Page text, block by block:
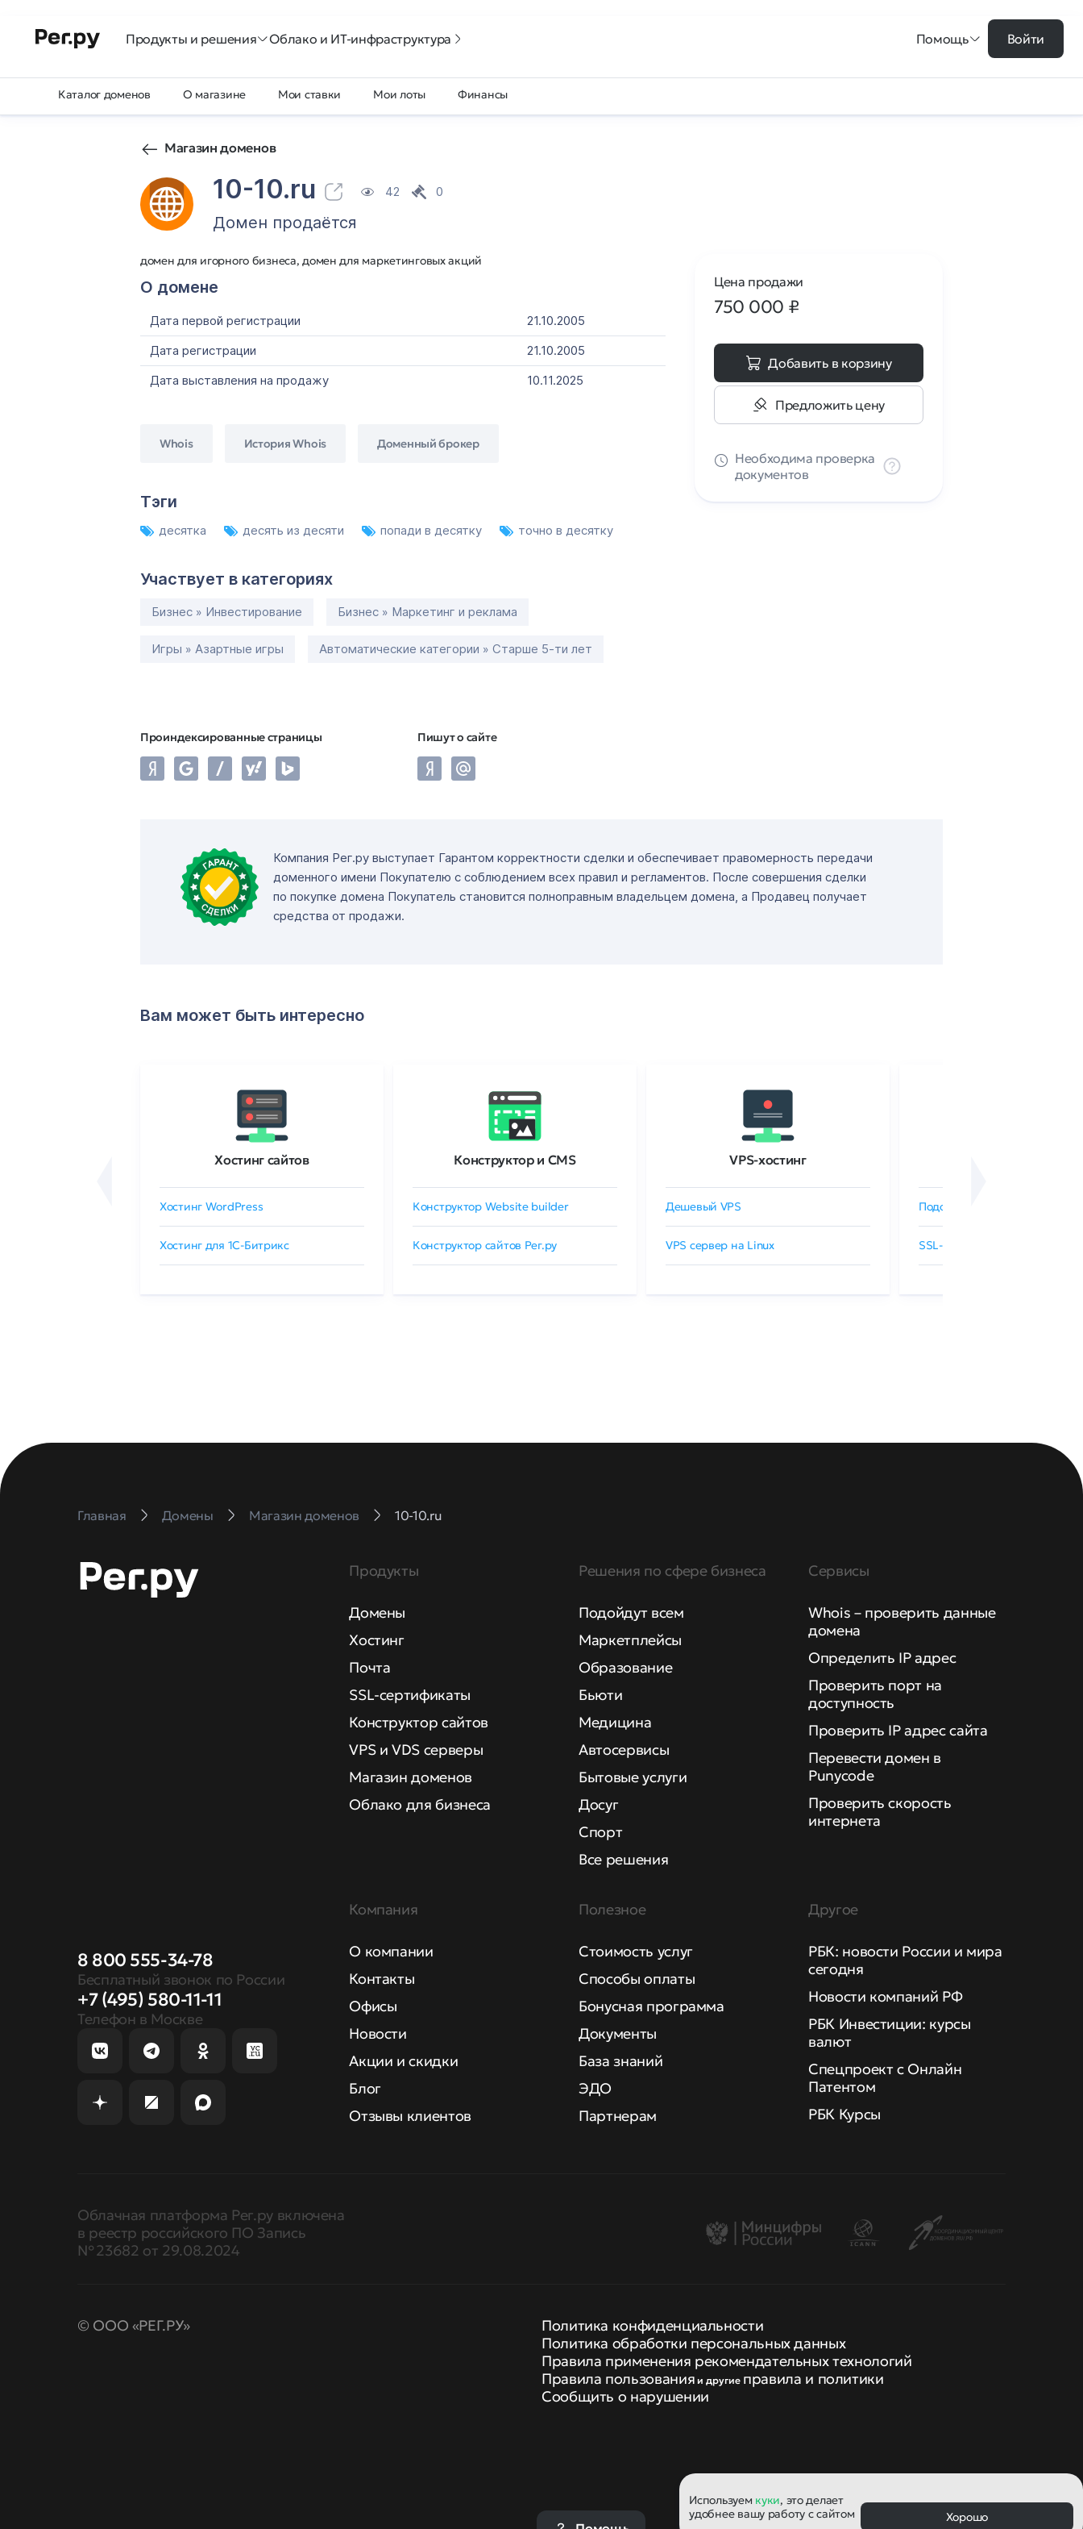
Продукты и решения Облако и ИТ-инфраструктура Помощь Войти
Каталог доменов О магазине Мои ставки Мои лоты Финансы
Магазин доменов
10-10.ru 42 0
Домен продаётся
домен для игорного бизнеса, домен для маркетинговых акций
О домене
Дата первой регистрации
21.10.2005
Дата регистрации
21.10.2005
Дата выставления на продажу
10.11.2025
Whois История Whois Доменный брокер
Тэги
десятка десять из десяти попади в десятку точно в десятку
Участвует в категориях
Бизнес » Инвестирование Бизнес » Маркетинг и реклама
Игры » Азартные игры Автоматические категории » Старше 5-ти лет
Проиндексированные страницы Пишут о сайте
Цена продажи
750 000 ₽
Добавить в корзину
Предложить цену
Необходима проверка
документов
Компания Рег.ру выступает Гарантом корректности сделки и обеспечивает правомерность передачи
доменного имени Покупателю с соблюдением всех правил и регламентов. После совершения сделки
по покупке домена Покупатель становится полноправным владельцем домена, а Продавец получает
средства от продажи.
Вам может быть интересно
Хостинг сайтов
Хостинг WordPress
Хостинг для 1C-Битрикс
Конструктор и CMS
Конструктор Website builder
Конструктор сайтов Рег.ру
VPS-хостинг
Дешевый VPS
VPS сервер на Linux
Подобрать SSL-сертификат
SSL-сертификаты GlobalSign
Главная Домены Магазин доменов 10-10.ru
8 800 555-34-78
Бесплатный звонок по России
+7 (495) 580-11-11
Телефон в Москве
Продукты
Домены
Хостинг
Почта
SSL-сертификаты
Конструктор сайтов
VPS и VDS серверы
Магазин доменов
Облако для бизнеса
Решения по сфере бизнеса
Подойдут всем
Маркетплейсы
Образование
Бьюти
Медицина
Автосервисы
Бытовые услуги
Досуг
Спорт
Все решения
Сервисы
Whois – проверить данные
домена
Определить IP адрес
Проверить порт на
доступность
Проверить IP адрес сайта
Перевести домен в
Punycode
Проверить скорость
интернета
Компания
О компании
Контакты
Офисы
Новости
Акции и скидки
Блог
Отзывы клиентов
Полезное
Стоимость услуг
Способы оплаты
Бонусная программа
Документы
База знаний
ЭДО
Партнерам
Другое
РБК: новости России и мира
сегодня
Новости компаний РФ
РБК Инвестиции: курсы
валют
Спецпроект с Онлайн
Патентом
РБК Курсы
Облачная платформа Рег.ру включена
в реестр российского ПО Запись
№ 23682 от 29.08.2024
© ООО «РЕГ.РУ»
Политика конфиденциальности
Политика обработки персональных данных
Правила применения рекомендательных технологий
Правила пользования и другие правила и политики
Сообщить о нарушении
Используем куки, это делает
удобнее вашу работу с сайтом
Хорошо